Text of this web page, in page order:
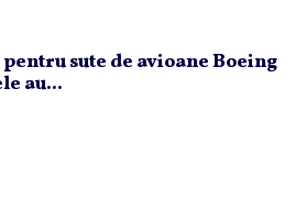
sute de avioane Boeing
au...